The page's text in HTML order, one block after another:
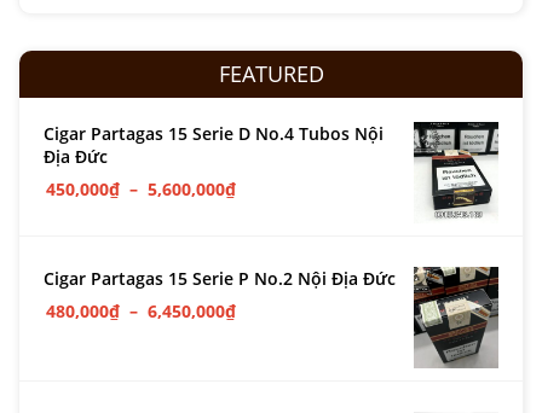
FEATURED
Cigar Partagas 15 Serie D No.4 Tubos Nội
Địa Đức
450,000₫ – 5,600,000₫
Cigar Partagas 15 Serie P No.2 Nội Địa Đức
480,000₫ – 6,450,000₫